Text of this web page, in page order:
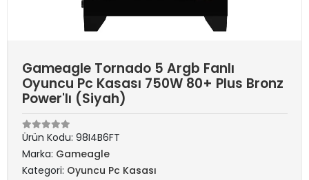
Gameagle Tornado 5 Argb Fanlı
Oyuncu Pc Kasası 750W 80+ Plus Bronz
Power'lı (Siyah)
Ürün Kodu: 98I4B6FT
Marka: Gameagle
Kategori: Oyuncu Pc Kasası